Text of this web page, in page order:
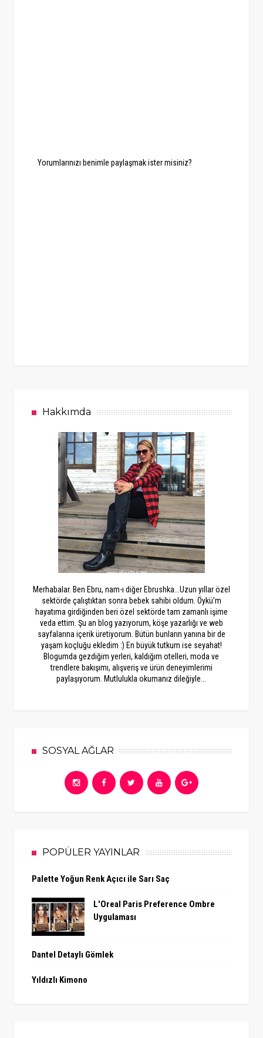
Yorumlarınızı benimle paylaşmak ister misiniz?
Hakkımda
Merhabalar. Ben Ebru, nam-ı diğer Ebrushka...Uzun yıllar özel
sektörde çalıştıktan sonra bebek sahibi oldum. Öykü'm
hayatıma girdiğinden beri özel sektörde tam zamanlı işime
veda ettim. Şu an blog yazıyorum, köşe yazarlığı ve web
sayfalarına içerik üretiyorum. Bütün bunların yanına bir de
yaşam koçluğu ekledim :) En büyük tutkum ise seyahat!
Blogumda gezdiğim yerleri, kaldığım otelleri, moda ve
trendlere bakışımı, alışveriş ve ürün deneyimlerimi
paylaşıyorum. Mutlulukla okumanız dileğiyle...
SOSYAL AĞLAR
POPÜLER YAYINLAR
Palette Yoğun Renk Açıcı ile Sarı Saç
L'Oreal Paris Preference Ombre
Uygulaması
Dantel Detaylı Gömlek
Yıldızlı Kimono